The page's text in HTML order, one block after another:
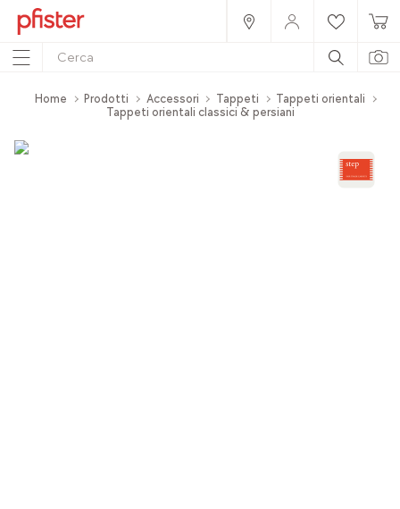
Home Prodotti Accessori Tappeti
Tappeti orientali
Tappeti orientali classici & persiani